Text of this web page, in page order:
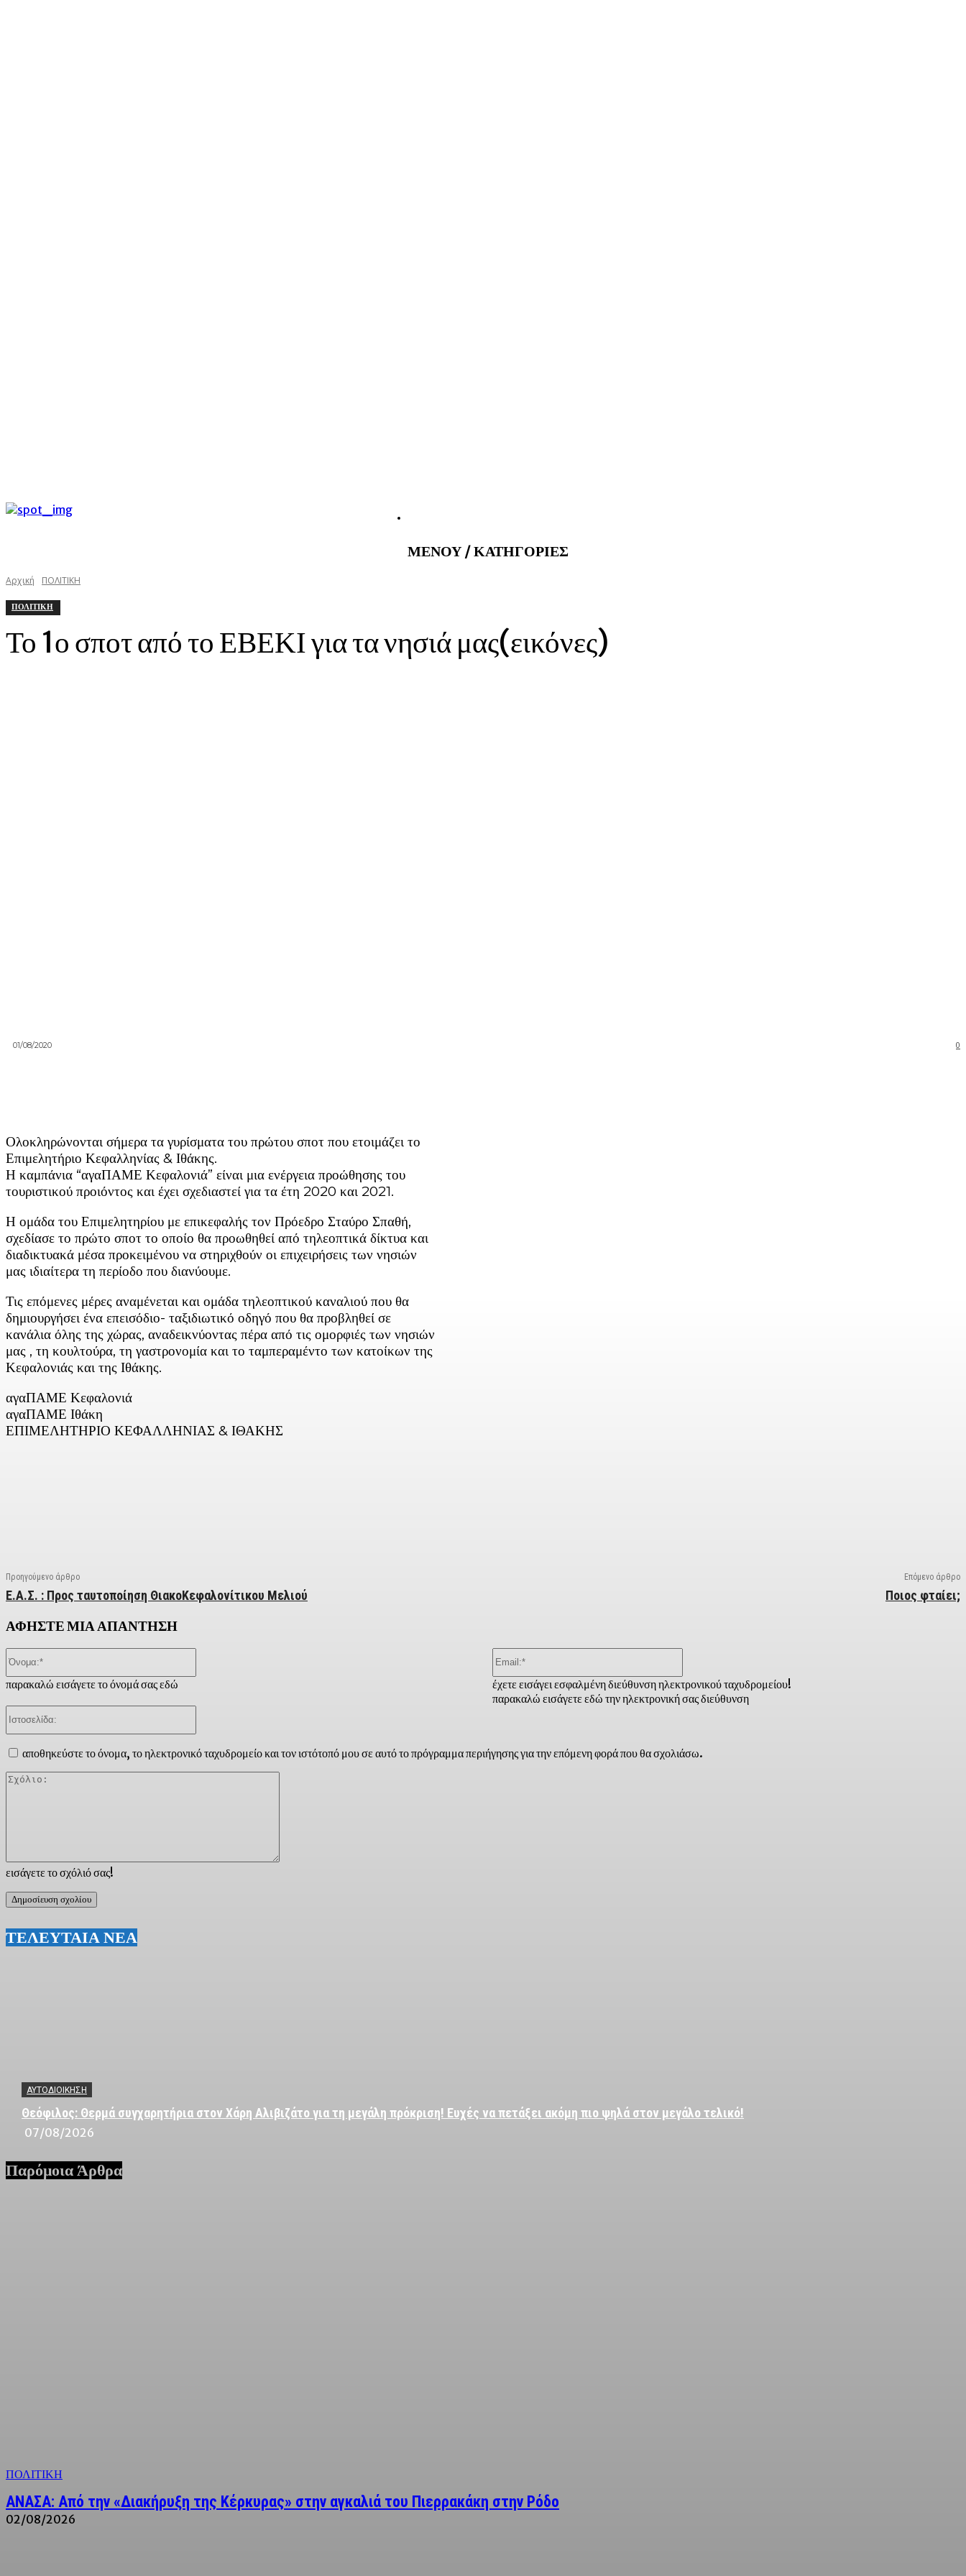
ΜΕΝΟΥ / ΚΑΤΗΓΟΡΙΕΣ
Αρχική ΠΟΛΙΤΙΚΗ
ΠΟΛΙΤΙΚΗ
Το 1ο σποτ από το ΕΒΕΚΙ για τα νησιά μας(εικόνες)
0
01/08/2020
Ολοκληρώνονται σήμερα τα γυρίσματα του πρώτου σποτ που ετοιμάζει το
Επιμελητήριο Κεφαλληνίας & Ιθάκης.
Η καμπάνια “αγαΠΑΜΕ Κεφαλονιά” είναι μια ενέργεια προώθησης του
τουριστικού προιόντος και έχει σχεδιαστεί για τα έτη 2020 και 2021.
Η ομάδα του Επιμελητηρίου με επικεφαλής τον Πρόεδρο Σταύρο Σπαθή,
σχεδίασε το πρώτο σποτ το οποίο θα προωθηθεί από τηλεοπτικά δίκτυα και
διαδικτυακά μέσα προκειμένου να στηριχθούν οι επιχειρήσεις των νησιών
μας ιδιαίτερα τη περίοδο που διανύουμε.
Τις επόμενες μέρες αναμένεται και ομάδα τηλεοπτικού καναλιού που θα
δημιουργήσει ένα επεισόδιο- ταξιδιωτικό οδηγό που θα προβληθεί σε
κανάλια όλης της χώρας, αναδεικνύοντας πέρα από τις ομορφιές των νησιών
μας , τη κουλτούρα, τη γαστρονομία και το ταμπεραμέντο των κατοίκων της
Κεφαλονιάς και της Ιθάκης.
αγαΠΑΜΕ Κεφαλονιά
αγαΠΑΜΕ Ιθάκη
ΕΠΙΜΕΛΗΤΗΡΙΟ ΚΕΦΑΛΛΗΝΙΑΣ & ΙΘΑΚΗΣ
Προηγούμενο άρθρο
Ε.Α.Σ. : Προς ταυτοποίηση ΘιακοΚεφαλονίτικου Μελιού
Επόμενο άρθρο
Ποιος φταίει;
ΑΦΗΣΤΕ ΜΙΑ ΑΠΑΝΤΗΣΗ
εισάγετε το σχόλιό σας!
παρακαλώ εισάγετε το όνομά σας εδώ
έχετε εισάγει εσφαλμένη διεύθυνση ηλεκτρονικού ταχυδρομείου!
παρακαλώ εισάγετε εδώ την ηλεκτρονική σας διεύθυνση
αποθηκεύστε το όνομα, το ηλεκτρονικό ταχυδρομείο και τον ιστότοπό μου σε αυτό το πρόγραμμα περιήγησης για την επόμενη φορά που θα σχολιάσω.
ΤΕΛΕΥΤΑΙΑ ΝΕΑ
ΑΥΤΟΔΙΟΙΚΗΣΗ
Θεόφιλος: Θερμά συγχαρητήρια στον Χάρη Αλιβιζάτο για τη μεγάλη πρόκριση! Ευχές να πετάξει ακόμη πιο ψηλά στον μεγάλο τελικό!
07/08/2026
Παρόμοια Άρθρα
ΠΟΛΙΤΙΚΗ
ΑΝΑΣΑ: Από την «Διακήρυξη της Κέρκυρας» στην αγκαλιά του Πιερρακάκη στην Ρόδο
02/08/2026